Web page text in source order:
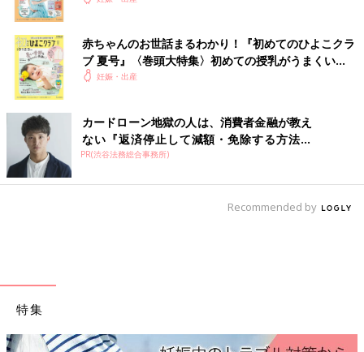
赤ちゃんのお世話まるわかり！『初めてのひよこクラ
ブ 夏号』〈巻頭大特集〉初めての授乳がうまくい
く！ おっぱい・ミルクの基本と夏のトラブル 解決テ
妊娠・出産
カードローン地獄の人は、消費者金融が教え
ない『返済停止して減額・免除する方法』
で...
PR(渋谷法務総合事務所)
Recommended by
特集